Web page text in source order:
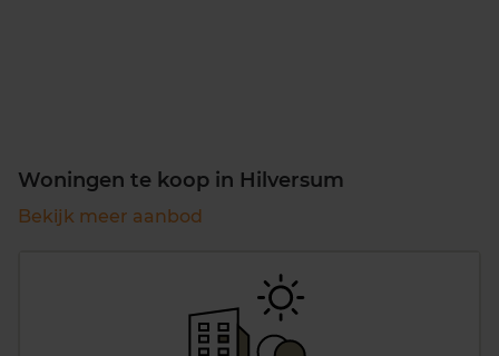
Woningen te koop in Hilversum
Bekijk meer aanbod